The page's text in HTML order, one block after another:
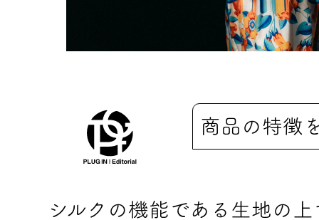
商品の特徴
シルクの機能である生地の